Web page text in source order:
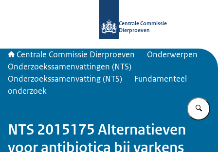
Centrale Commissie
Dierproeven
Centrale Commissie Dierproeven
Onderwerpen
Onderzoekssamenvattingen (NTS)
Onderzoekssamenvatting (NTS)
Fundamenteel
onderzoek
NTS 2015175 Alternatieven
voor antibiotica bij varkens